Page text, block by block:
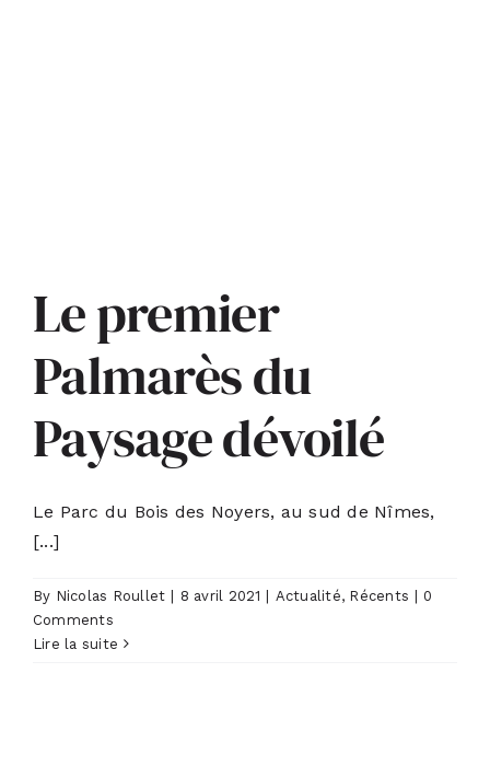
Le premier
Palmarès du
Paysage dévoilé
Le Parc du Bois des Noyers, au sud de Nîmes,
[...]
By Nicolas Roullet 8 avril 2021 Actualité, Récents
0
Comments
Lire la suite